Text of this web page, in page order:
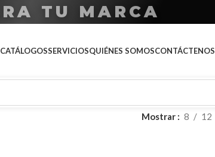
RA T U MA RCA
CATÁLOGOSSERVICIOSQUIÉNES SOMOSCONTÁCTENOS
Mostrar 8 12